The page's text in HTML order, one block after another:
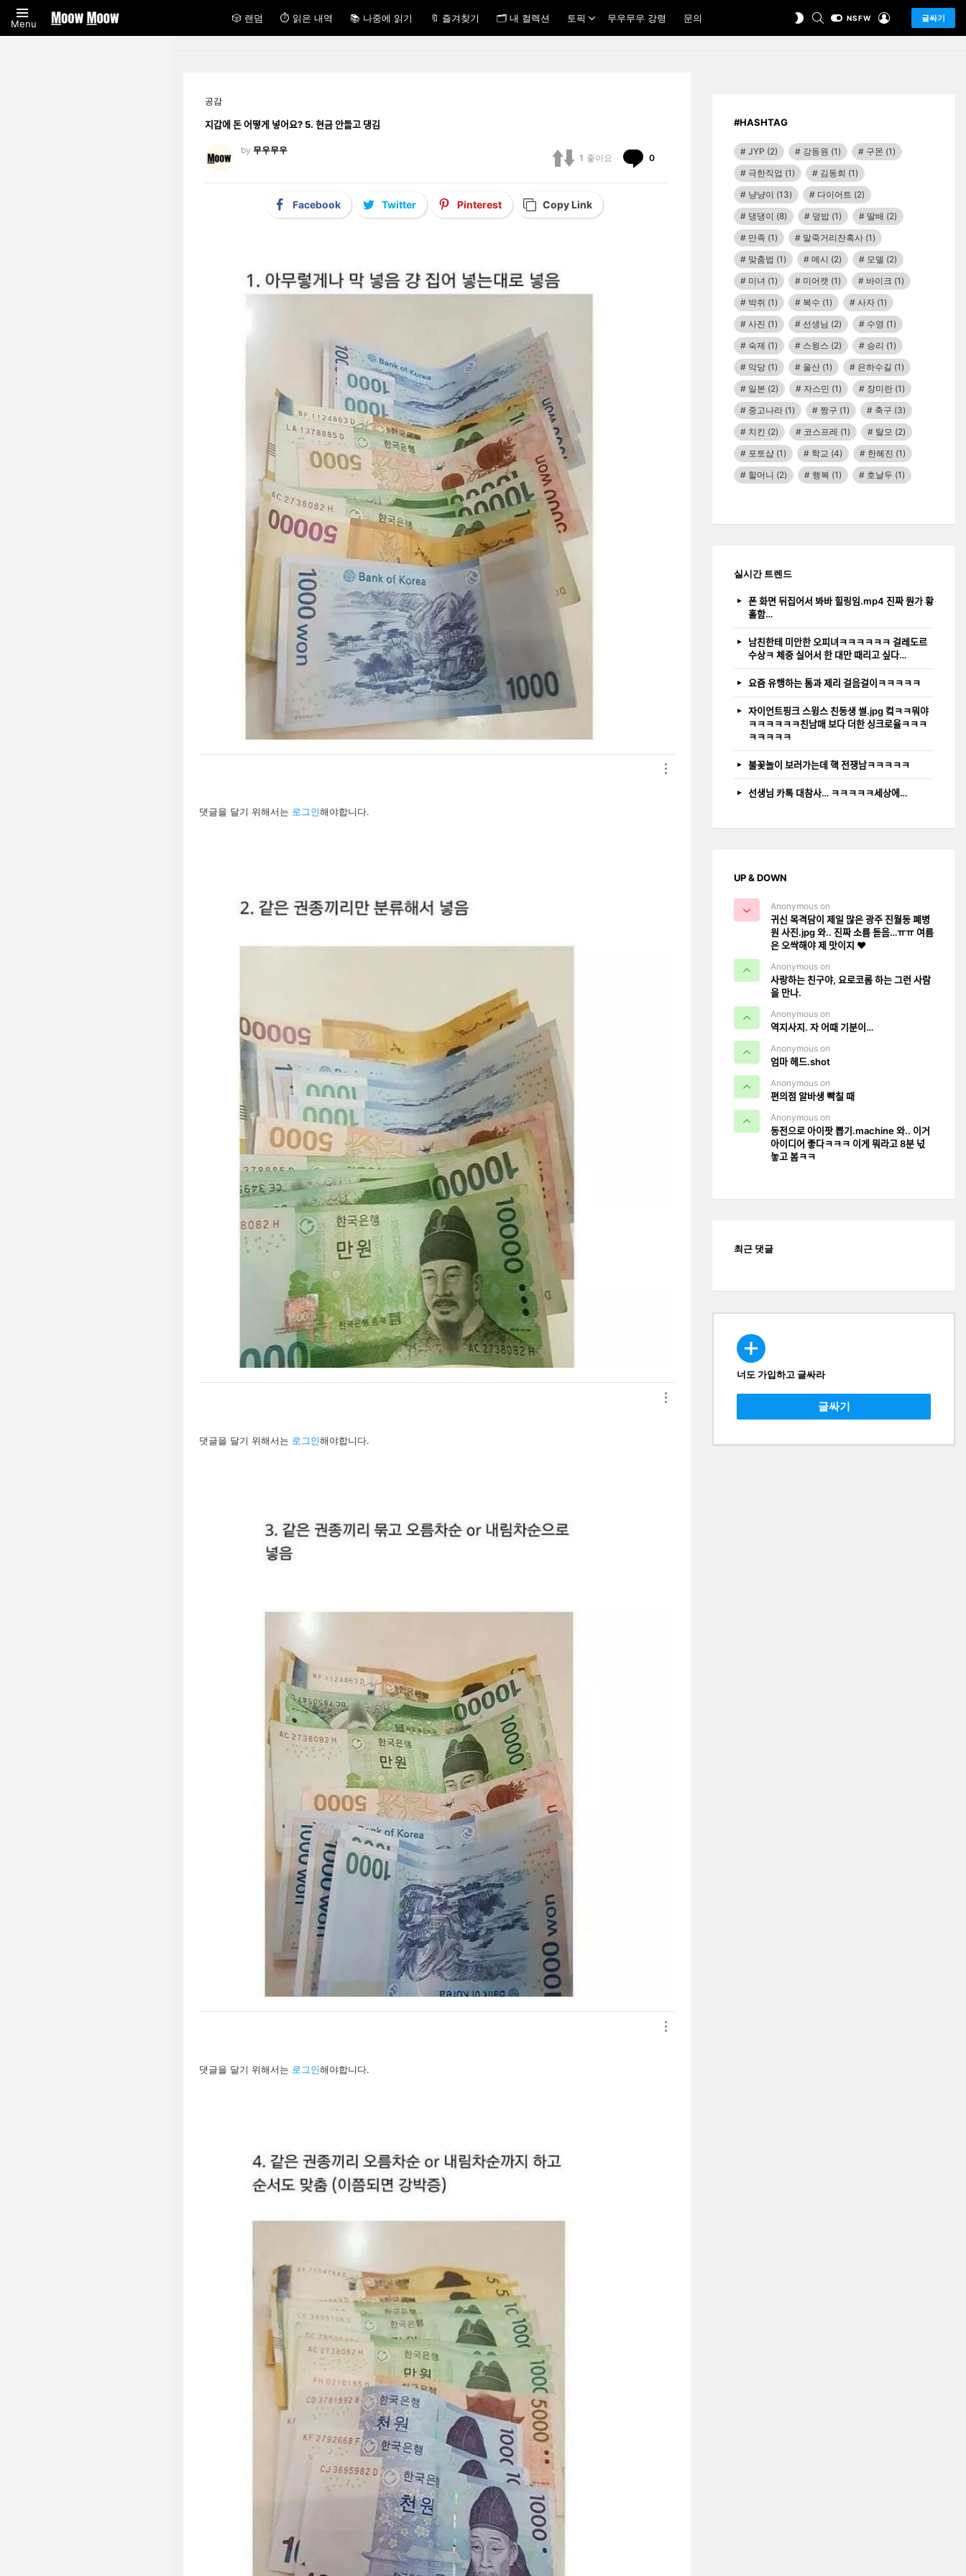
Menu 🎲 랜덤 ⏱ 읽은 내역 📚 나중에 읽기 🔖 즐겨찾기 🗂 내 컬렉션 토픽 무우무우 강령 문의
SWITCHSEARCHNSFW 글싸기
공감
지갑에 돈 어떻게 넣어요? 5. 현금 안들고 댕김
by 무우무우
1 좋아요 0
Facebook Twitter Pinterest Copy Link
답
글
댓글을 달기 위해서는 로그인해야합니다.
답
글
댓글을 달기 위해서는 로그인해야합니다.
답
글
댓글을 달기 위해서는 로그인해야합니다.
#HASHTAG
JYP (2) 강동원 (1) 구몬 (1)
극한직업 (1) 김동희 (1)
냥냥이 (13) 다이어트 (2)
댕댕이 (8) 덮밥 (1) 딸배 (2)
만족 (1) 말죽거리잔혹사 (1)
맞춤법 (1) 메시 (2) 모델 (2)
미녀 (1) 미어캣 (1) 바이크 (1)
박쥐 (1) 복수 (1) 사자 (1)
사진 (1) 선생님 (2) 수영 (1)
숙제 (1) 스윙스 (2) 승리 (1)
악당 (1) 울산 (1) 은하수길 (1)
일본 (2) 자스민 (1) 장미란 (1)
중고나라 (1) 짱구 (1) 축구 (3)
치킨 (2) 코스프레 (1) 탈모 (2)
포토샵 (1) 학교 (4) 한혜진 (1)
할머니 (2) 행복 (1) 호날두 (1)
실시간 트렌드
폰 화면 뒤집어서 봐바 힐링임.mp4 진짜 뭔가 황
홀함…
남친한테 미안한 오피녀ㅋㅋㅋㅋㅋㅋ 걸레도르
수상ㅋ 체중 실어서 한 대만 때리고 싶다…
요즘 유행하는 톰과 제리 걸음걸이ㅋㅋㅋㅋㅋ
자이언트핑크 스윙스 친동생 썰.jpg 컼ㅋㅋ뭐야
ㅋㅋㅋㅋㅋㅋ친남매 보다 더한 싱크로율ㅋㅋㅋ
ㅋㅋㅋㅋㅋ
불꽃놀이 보러가는데 핵 전쟁남ㅋㅋㅋㅋㅋ
선생님 카톡 대참사… ㅋㅋㅋㅋㅋ세상에…
UP & DOWN
Anonymous on
귀신 목격담이 제일 많은 광주 진월동 폐병
원 사진.jpg 와.. 진짜 소름 돋음…ㅠㅠ 여름
은 오싹해야 제 맛이지 ❤️
Anonymous on
사랑하는 친구야, 요로코롬 하는 그런 사람
을 만나.
Anonymous on
역지사지. 자 어때 기분이…
Anonymous on
엄마 헤드.shot
Anonymous on
편의점 알바생 빡칠 때
Anonymous on
동전으로 아이팟 뽑기.machine 와.. 이거
아이디어 좋다ㅋㅋㅋ 이게 뭐라고 8분 넋
놓고 봄ㅋㅋ
최근 댓글
CREATE
너도 가입하고 글싸라
글싸기